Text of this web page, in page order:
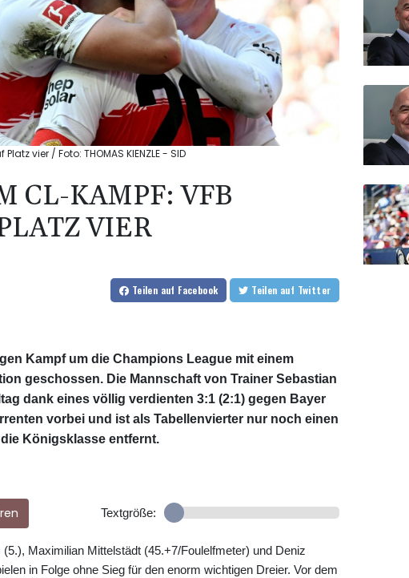
vier / Foto: THOMAS KIENZLE - SID
CL-KAMPF: VFB
VIER
Teilen auf Facebook Teilen auf Twitter
Kampf um die Champions League mit einem
geschossen. Die Mannschaft von Trainer Sebastian
dank eines völlig verdienten 3:1 (2:1) gegen Bayer
vorbei und ist als Tabellenvierter nur noch einen
Königsklasse entfernt.
Textgröße:
Maximilian Mittelstädt (45.+7/Foulelfmeter) und Deniz
in Folge ohne Sieg für den enorm wichtigen Dreier. Vor dem